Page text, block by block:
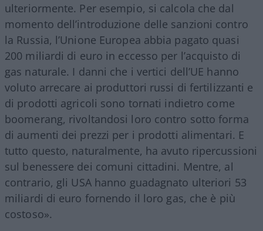
ulteriormente. Per esempio, si calcola che dal
momento dell’introduzione delle sanzioni contro
la Russia, l’Unione Europea abbia pagato quasi
200 miliardi di euro in eccesso per l’acquisto di
gas naturale. I danni che i vertici dell’UE hanno
voluto arrecare ai produttori russi di fertilizzanti e
di prodotti agricoli sono tornati indietro come
boomerang, rivoltandosi loro contro sotto forma
di aumenti dei prezzi per i prodotti alimentari. E
tutto questo, naturalmente, ha avuto ripercussioni
sul benessere dei comuni cittadini. Mentre, al
contrario, gli USA hanno guadagnato ulteriori 53
miliardi di euro fornendo il loro gas, che è più
costoso».